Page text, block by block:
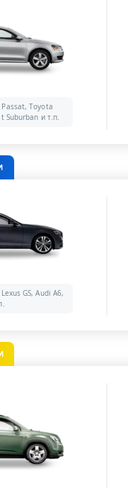
Toyota
Suburban и т.п.
GS, Audi A6,